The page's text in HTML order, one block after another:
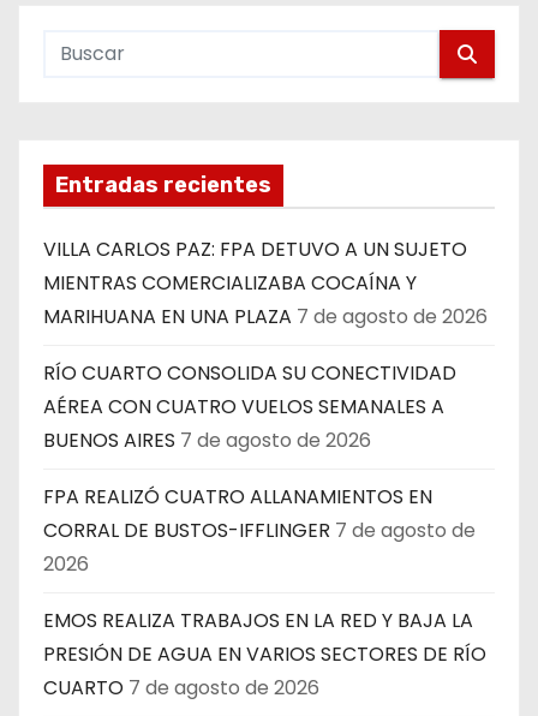
Entradas recientes
VILLA CARLOS PAZ: FPA DETUVO A UN SUJETO
MIENTRAS COMERCIALIZABA COCAÍNA Y
MARIHUANA EN UNA PLAZA 7 de agosto de 2026
RÍO CUARTO CONSOLIDA SU CONECTIVIDAD
AÉREA CON CUATRO VUELOS SEMANALES A
BUENOS AIRES 7 de agosto de 2026
FPA REALIZÓ CUATRO ALLANAMIENTOS EN
CORRAL DE BUSTOS-IFFLINGER 7 de agosto de
2026
EMOS REALIZA TRABAJOS EN LA RED Y BAJA LA
PRESIÓN DE AGUA EN VARIOS SECTORES DE RÍO
CUARTO 7 de agosto de 2026